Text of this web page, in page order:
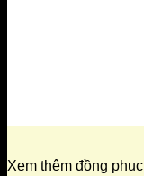
Xem thêm đồng phục